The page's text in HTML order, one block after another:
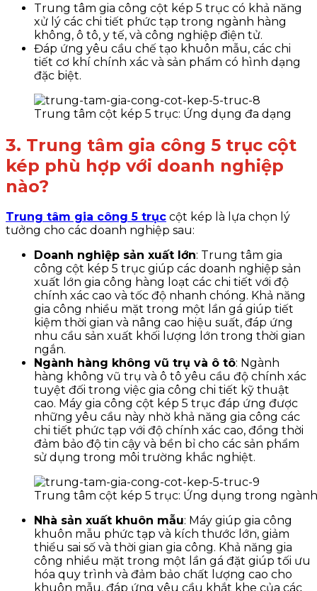
Trung tâm gia công cột kép 5 trục có khả năng
xử lý các chi tiết phức tạp trong ngành hàng
không, ô tô, y tế, và công nghiệp điện tử.
Đáp ứng yêu cầu chế tạo khuôn mẫu, các chi
tiết cơ khí chính xác và sản phẩm có hình dạng
đặc biệt.
Trung tâm cột kép 5 trục: Ứng dụng đa dạng
3. Trung tâm gia công 5 trục cột
kép phù hợp với doanh nghiệp
nào?
Trung tâm gia công 5 trục cột kép là lựa chọn lý
tưởng cho các doanh nghiệp sau:
Doanh nghiệp sản xuất lớn: Trung tâm gia
công cột kép 5 trục giúp các doanh nghiệp sản
xuất lớn gia công hàng loạt các chi tiết với độ
chính xác cao và tốc độ nhanh chóng. Khả năng
gia công nhiều mặt trong một lần gá giúp tiết
kiệm thời gian và nâng cao hiệu suất, đáp ứng
nhu cầu sản xuất khối lượng lớn trong thời gian
ngắn.
Ngành hàng không vũ trụ và ô tô: Ngành
hàng không vũ trụ và ô tô yêu cầu độ chính xác
tuyệt đối trong việc gia công chi tiết kỹ thuật
cao. Máy gia công cột kép 5 trục đáp ứng được
những yêu cầu này nhờ khả năng gia công các
chi tiết phức tạp với độ chính xác cao, đồng thời
đảm bảo độ tin cậy và bền bỉ cho các sản phẩm
sử dụng trong môi trường khắc nghiệt.
Trung tâm cột kép 5 trục: Ứng dụng trong
Nhà sản xuất khuôn mẫu: Máy giúp gia công
khuôn mẫu phức tạp và kích thước lớn, giảm
thiểu sai số và thời gian gia công. Khả năng gia
công nhiều mặt trong một lần gá đặt giúp tối ưu
hóa quy trình và đảm bảo chất lượng cao cho
khuôn mẫu, đáp ứng yêu cầu khắt khe của các